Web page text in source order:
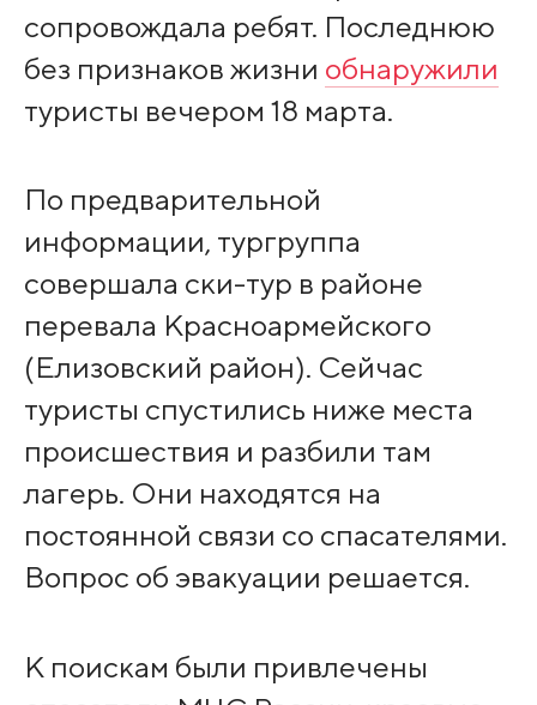
сопровождала ребят. Последнюю
без признаков жизни обнаружили
туристы вечером 18 марта.
По предварительной
информации, тургруппа
совершала ски-тур в районе
перевала Красноармейского
(Елизовский район). Сейчас
туристы спустились ниже места
происшествия и разбили там
лагерь. Они находятся на
постоянной связи со спасателями.
Вопрос об эвакуации решается.
К поискам были привлечены